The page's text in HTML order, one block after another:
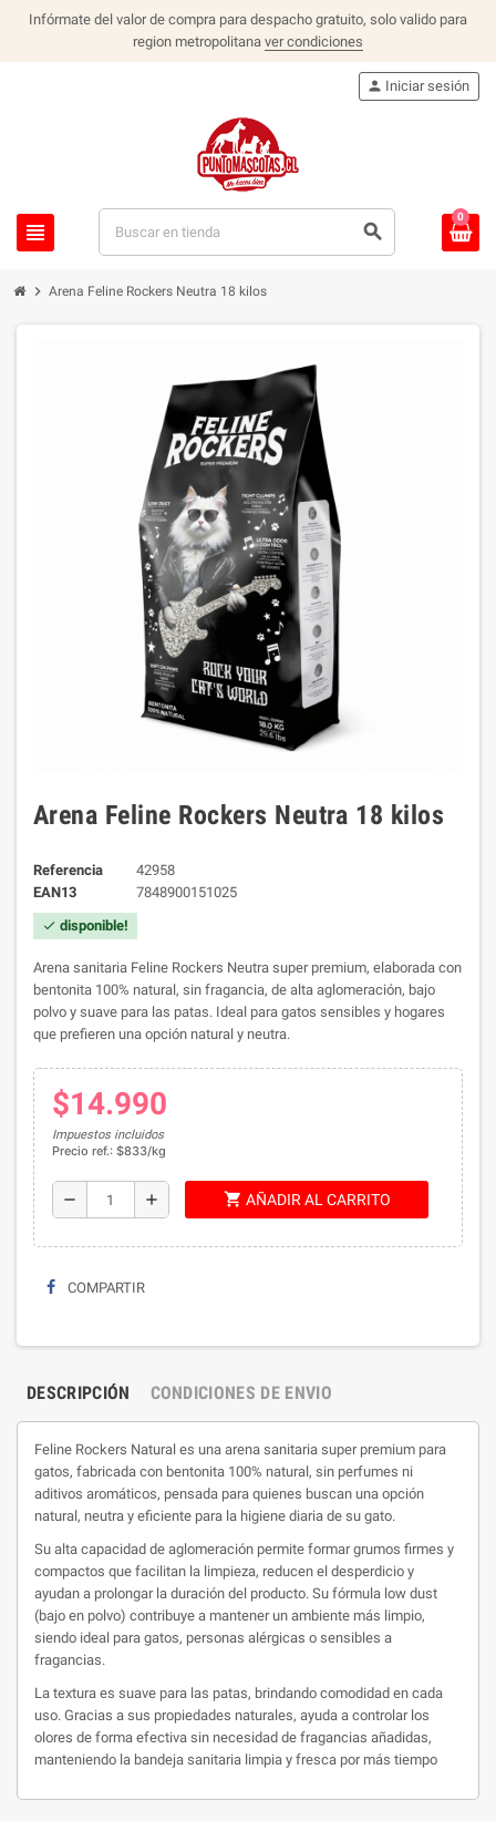
Infórmate del valor de compra para despacho gratuito, solo valido para
region metropolitana ver condiciones
view_headline search
person Iniciar sesión
0
chevron_right Arena Feline Rockers Neutra 18 kilos
Arena Feline Rockers Neutra 18 kilos
Referencia
42958
EAN13
7848900151025
check disponible!
Arena sanitaria Feline Rockers Neutra super premium, elaborada con
bentonita 100% natural, sin fragancia, de alta aglomeración, bajo
polvo y suave para las patas. Ideal para gatos sensibles y hogares
que prefieren una opción natural y neutra.
$14.990
Impuestos incluidos
Precio ref.: $833/kg
remove add shopping_cart AÑADIR AL CARRITO
COMPARTIR
DESCRIPCIÓN CONDICIONES DE ENVIO
Feline Rockers Natural es una arena sanitaria super premium para
gatos, fabricada con bentonita 100% natural, sin perfumes ni
aditivos aromáticos, pensada para quienes buscan una opción
natural, neutra y eficiente para la higiene diaria de su gato.
Su alta capacidad de aglomeración permite formar grumos firmes y
compactos que facilitan la limpieza, reducen el desperdicio y
ayudan a prolongar la duración del producto. Su fórmula low dust
(bajo en polvo) contribuye a mantener un ambiente más limpio,
siendo ideal para gatos, personas alérgicas o sensibles a
fragancias.
La textura es suave para las patas, brindando comodidad en cada
uso. Gracias a sus propiedades naturales, ayuda a controlar los
olores de forma efectiva sin necesidad de fragancias añadidas,
manteniendo la bandeja sanitaria limpia y fresca por más tiempo